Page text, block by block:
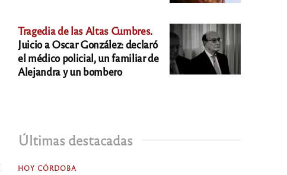
Tragedia de las Altas Cumbres.
Juicio a Oscar González: declaró
el médico policial, un familiar de
Alejandra y un bombero
Últimas destacadas
HOY CÓRDOBA